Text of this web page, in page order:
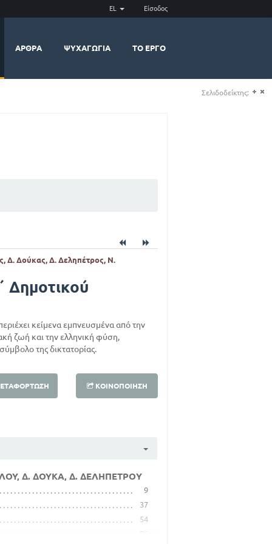
EL Είσοδος
ΆΡΘΡΑ ΨΥΧΑΓΩΓΊΑ ΤΟ ΈΡΓΟ
Δ. Δούκας, Δ. Δεληπέτρος, Ν.
Δημοτικού
κείμενα εμπνευσμένα από την
ζωή και την ελληνική φύση,
της δικτατορίας.
ΚΟΙΝΟΠΟΊΗΣΗ
Δ. ΔΟΥΚΑ, Δ. ΔΕΛΗΠΕΤΡΟΥ
9
37
54
76
Σελιδοδείκτης: